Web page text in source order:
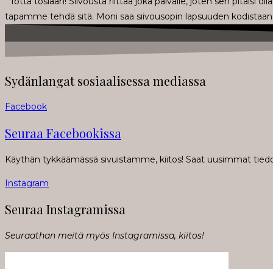
tapamme tehdä sitä. Moni saa siivousopin lapsuuden
Sydänlangat sosiaalisessa mediassa
Facebook
Seuraa Facebookissa
Käythän tykkäämässä sivuistamme, kiitos! Saat uusimmat
Instagram
Seuraa Instagramissa
Seuraathan meitä myös Instagramissa, kiitos!